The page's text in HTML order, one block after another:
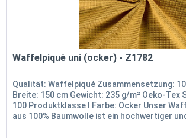
Waffelpiqué uni (ocker) - Z1782
Qualität: Waffelpiqué Zusammensetzung:
Breite: 150 cm Gewicht: 235 g/m² Oeko-Tex
100 Produktklasse I Farbe: Ocker Unser
aus 100% Baumwolle ist ein hochwertiger